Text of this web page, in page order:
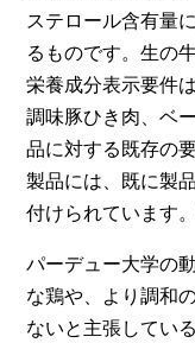
ステロール含有量
るものです。生の
栄養成分表示要件
調味豚ひき肉、ベ
品に対する既存の
製品には、既に製
付けられています
パーデュー大学の
な鶏や、より調和
ないと主張してい